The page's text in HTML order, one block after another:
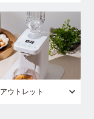
アウトレット